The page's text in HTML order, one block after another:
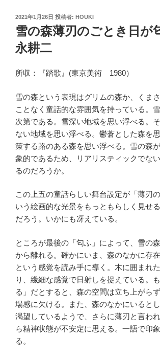
投
稿
日:
2021年1月26日 投稿者: HOUKI
雪の森薄刃のごとき日
永耕二
所収：『踏歌』(東京美術 1980）
雪の森という表現はグリムの森か、くま
ことなく童話的な雰囲気を持っている。
次第である。雪深い地域を思い浮べる。
ない地域を思い浮べる。鬱蒼とした森を
策する路のある森を思い浮べる。雪の森
象的であるため、リアリスティックでな
るのだろうか。
この上五の童話らしい舞台設定が「薄刃
いう絵画的な光景をもっともらしく見せ
だろう。いかにも冴えている。
ところが最後の「匂ふ」によって、雪の
から離れる。確かにいま、森のなかに存
という感覚を読み手に導く。木に囲まれ
り、繊細な感覚で日射しを捉えている。
る」だとすると、森の空間は立ち上がら
場感に欠ける。また、森のなかにいると
渇望しているようで、さらに薄刃と言わ
ら精神状態が不安定に思える。一語で印
る。